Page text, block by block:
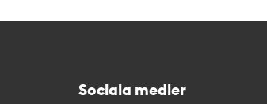
Sociala medier